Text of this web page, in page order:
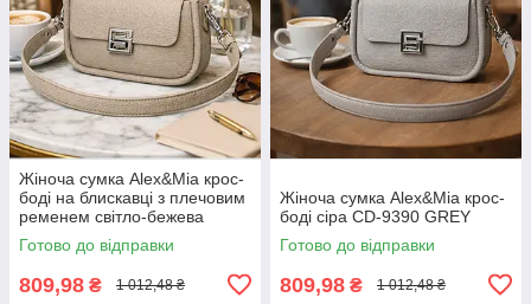
Жіноча сумка Alex&Mia крос-
боді на блискавці з плечовим
ременем світло-бежева
Готово до відправки
809,98 ₴ 1 012,48 ₴
Жіноча сумка Alex&Mia крос-
боді сіра CD-9390 GREY
Готово до відправки
809,98 ₴ 1 012,48 ₴